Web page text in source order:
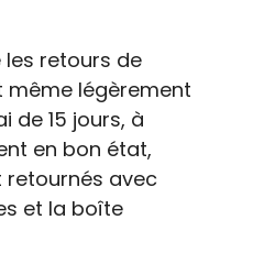
les retours de
légèrement
de 15 jours, à
en bon état,
avec
et la boîte